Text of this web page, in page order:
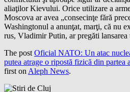
aliaţilor Kievului. Orice utilizare a
Moscova ar avea „consecinţe fără
Washingtonul a anunţat, marţi, că nu
rus, Vladimir Putin, ar pregăti
The post Oficial NATO: Un atac
putea atrage o ripostă fizică din
first on Aleph News.